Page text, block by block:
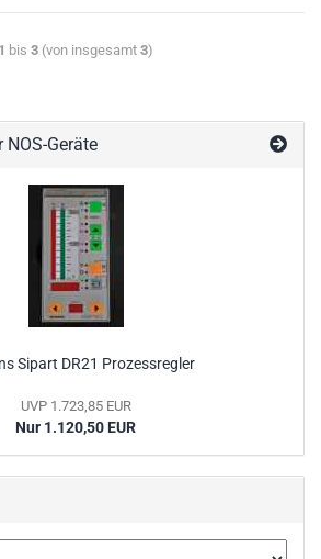
1 bis 3 (von insgesamt 3)
Geräte
Sipart DR21 Prozessregler
UVP 1.723,85 EUR
Nur 1.120,50 EUR